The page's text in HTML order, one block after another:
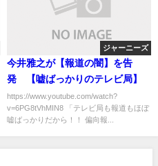
ジャーニーズ
今井雅之が【報道の闇】を告
発 【嘘ばっかりのテレビ局】
https://www.youtube.com/watch?
v=6PG8tVhMIN8 「テレビ局も報道もほぼ
嘘ばっかりだから！！ 偏向報...